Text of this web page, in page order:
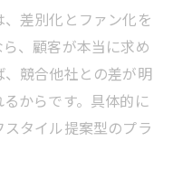
差別化とファン化を
、顧客が本当に求め
競合他社との差が明
からです。具体的に
タイル提案型のプラ